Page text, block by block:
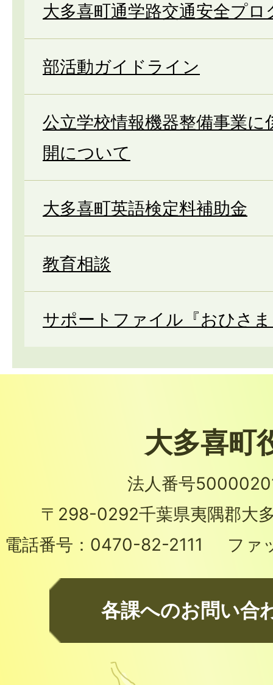
大多喜町通学路交通安全プロ
部活動ガイドライン
公立学校情報機器整備事業に
開について
大多喜町英語検定料補助金
教育相談
サポートファイル『おひさ
大多喜町
法人番号
〒298-0292千葉県夷隅郡大
電話番号： 0470-82-2111 ファ
各課へのお問い合